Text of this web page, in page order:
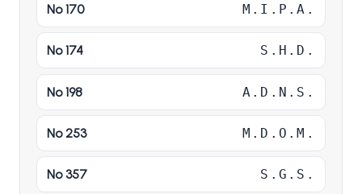
Nº 170 M.I.P.A.
Nº 174 S.H.D.
Nº 198 A.D.N.S.
Nº 253 M.D.O.M.
Nº 357 S.G.S.